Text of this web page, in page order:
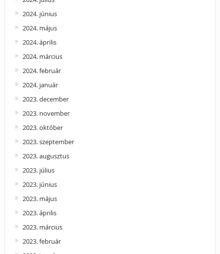
2024. június
2024. május
2024. április
2024. március
2024. február
2024. január
2023. december
2023. november
2023. október
2023. szeptember
2023. augusztus
2023. július
2023. június
2023. május
2023. április
2023. március
2023. február